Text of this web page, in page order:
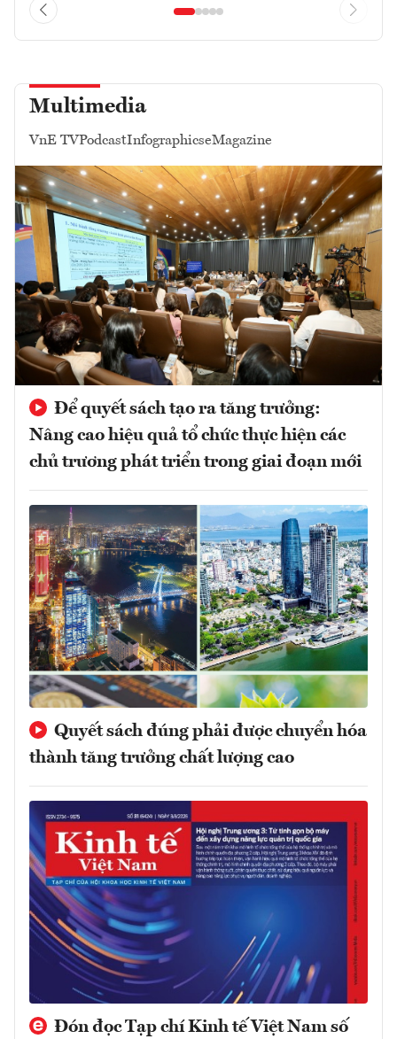
Multimedia
VnE TVPodcastInfographicseMagazine
Để quyết sách tạo ra tăng trưởng:
Nâng cao hiệu quả tổ chức thực hiện các
chủ trương phát triển trong giai đoạn mới
Quyết sách đúng phải được chuyển hóa
thành tăng trưởng chất lượng cao
Đón đọc Tạp chí Kinh tế Việt Nam số